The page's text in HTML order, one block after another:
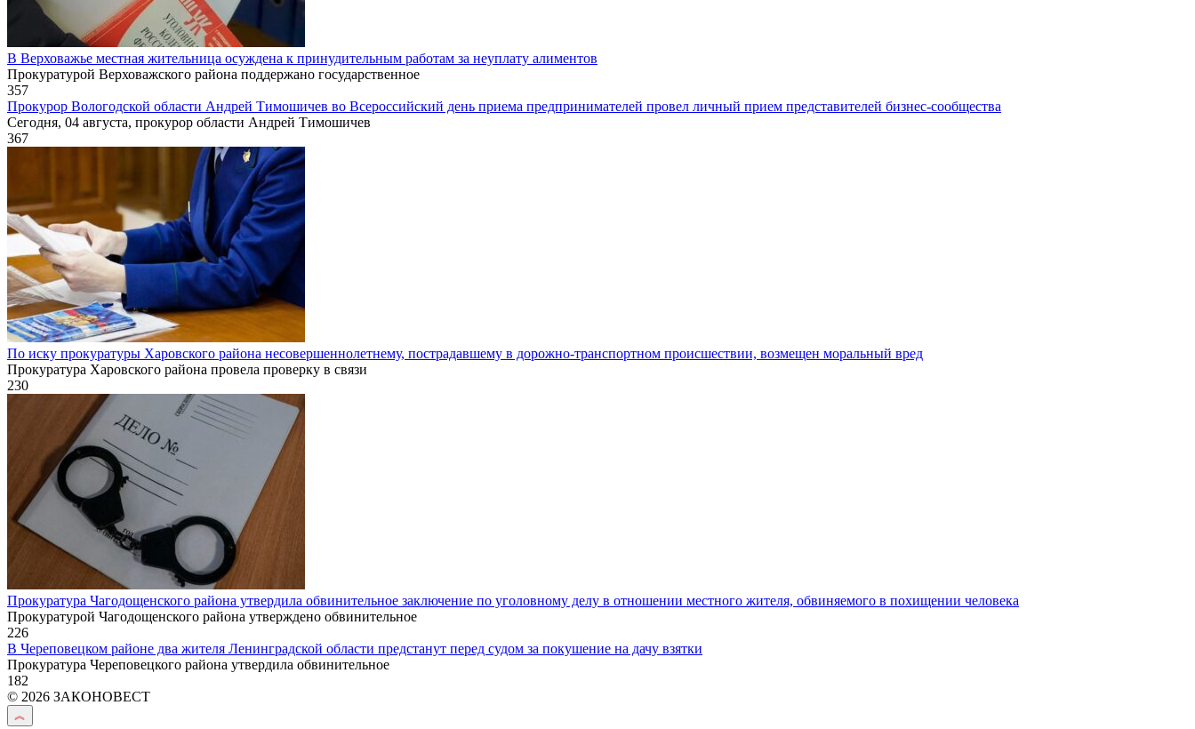
В Верховажье местная жительница осуждена к принудительным работам за неуплату алиментов
Прокуратурой Верховажского района поддержано государственное
357
Прокурор Вологодской области Андрей Тимошичев во Всероссийский день приема предпринимателей провел личный прием представителей бизнес-сообщества
Сегодня, 04 августа, прокурор области Андрей Тимошичев
367
По иску прокуратуры Харовского района несовершеннолетнему, пострадавшему в дорожно-транспортном происшествии, возмещен моральный вред
Прокуратура Харовского района провела проверку в связи
230
Прокуратура Чагодощенского района утвердила обвинительное заключение по уголовному делу в отношении местного жителя, обвиняемого в похищении человека
Прокуратурой Чагодощенского района утверждено обвинительное
226
В Череповецком районе два жителя Ленинградской области предстанут перед судом за покушение на дачу взятки
Прокуратура Череповецкого района утвердила обвинительное
182
© 2026 ЗАКОНОВЕСТ